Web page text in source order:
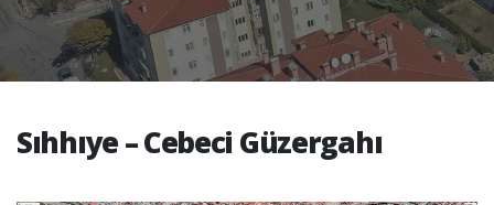
Sıhhıye – Cebeci Güzergahı